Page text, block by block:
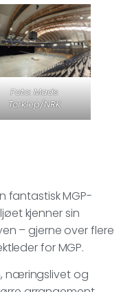
Foto: Mads
Tørklep/NRK
fantastisk MGP-
kjenner sin
– gjerne over flere
for MGP.
næringslivet og